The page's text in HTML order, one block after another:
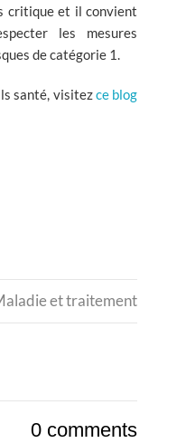
critique et il convient
les mesures
de catégorie 1.
santé, visitezce blog
et traitement
0 comments